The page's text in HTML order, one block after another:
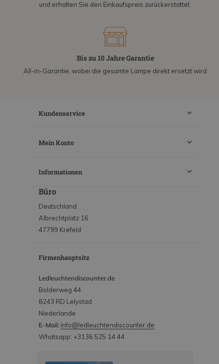
und erhalten Sie den Einkaufspreis zurückerstattet.
Bis zu 10 Jahre Garantie
All-in-Garantie, wobei die gesamte Lampe direkt ersetzt wird
Kundenservice
Mein Konto
Informationen
Büro
Deutschland
Albrechtplatz 16
47799 Krefeld
Firmenhauptsitz
Ledleuchtendiscounter.de
Bolderweg 44
8243 RD Lelystad
Niederlande
E-Mail: info@ledleuchtendiscounter.de
Whatsapp: +3136 525 14 44